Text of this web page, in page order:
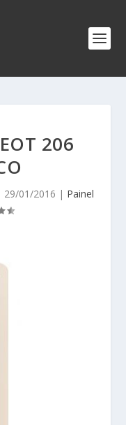
206
29/01/2016 | Painel